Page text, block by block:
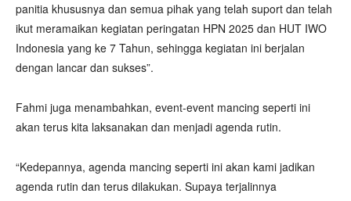
panitia khususnya dan semua pihak yang telah suport dan telah
ikut meramaikan kegiatan peringatan HPN 2025 dan HUT IWO
Indonesia yang ke 7 Tahun, sehingga kegiatan ini berjalan
dengan lancar dan sukses”.
Fahmi juga menambahkan, event-event mancing seperti ini
akan terus kita laksanakan dan menjadi agenda rutin.
“Kedepannya, agenda mancing seperti ini akan kami jadikan
agenda rutin dan terus dilakukan. Supaya terjalinnya